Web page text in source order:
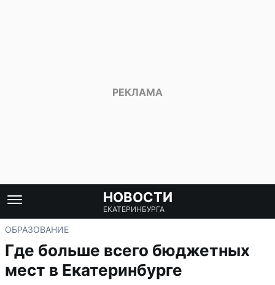
НОВОСТИ
ЕКАТЕРИНБУРГА
ОБРАЗОВАНИЕ
Где больше всего бюджетных
мест в Екатеринбурге